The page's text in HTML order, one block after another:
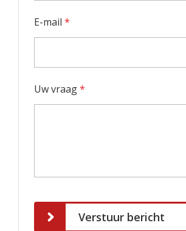
E-mail *
Uw vraag*
Verstuur bericht